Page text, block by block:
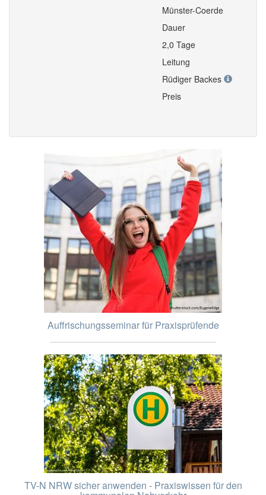
Münster-Coerde
Dauer
2,0 Tage
Leitung
Rüdiger Backes
Preis
Auffrischungsseminar für Praxisprüfende
TV-N NRW sicher anwenden - Praxiswissen für den